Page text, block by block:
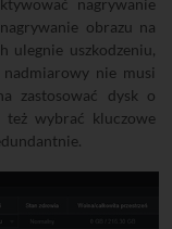
obrazu na
ulegnie uszkodzeniu,
nie musi
zastosować dysk o
też wybrać kluczowe